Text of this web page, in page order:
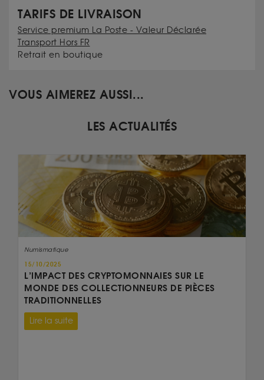
TARIFS DE LIVRAISON
Service premium La Poste - Valeur Déclarée
Transport Hors FR
Retrait en boutique
VOUS AIMEREZ AUSSI...
LES ACTUALITÉS
Numismatique
15/10/2025
L’IMPACT DES CRYPTOMONNAIES SUR LE
MONDE DES COLLECTIONNEURS DE PIÈCES
TRADITIONNELLES
Lire la suite